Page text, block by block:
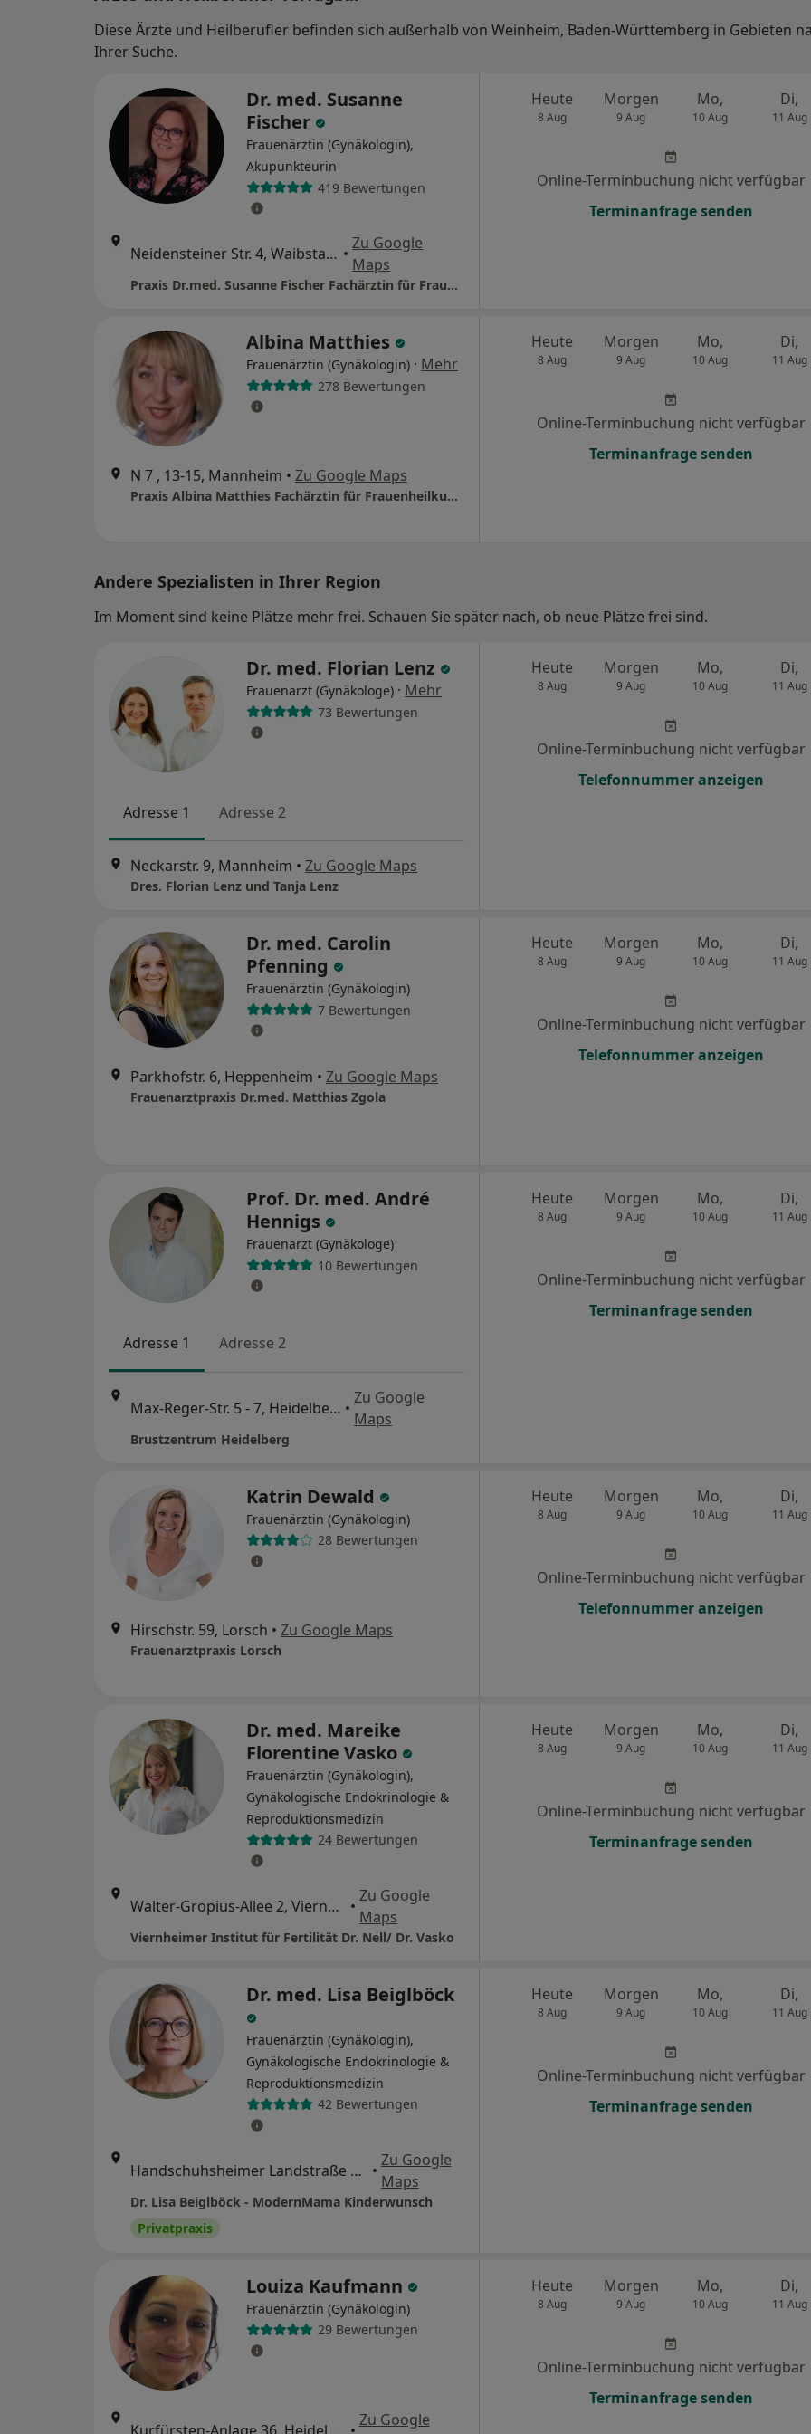
Diese Ärzte und Heilberufler befinden sich außerhalb von Weinheim, Baden-Württemberg in Gebieten
Ihrer Suche.
Dr. med. Susanne
Fischer
Frauenärztin (Gynäkologin),
Akupunkteurin
419 Bewertungen
Neidensteiner Str. 4, Waibstadt •
Zu Google
Maps
Praxis Dr.med. Susanne Fischer Fachärztin für Frauenheilkunde und Geburtshilfe
Heute
8 Aug
Morgen
9 Aug
Mo,
10 Aug
Di,
11 Aug
Online-Terminbuchung nicht verfügbar
Terminanfrage senden
Albina Matthies
Frauenärztin (Gynäkologin) · Mehr
278 Bewertungen
N 7 , 13-15, Mannheim • Zu Google Maps
Praxis Albina Matthies Fachärztin für Frauenheilkunde und Geburtshilfe
Heute
8 Aug
Morgen
9 Aug
Mo,
10 Aug
Di,
11 Aug
Online-Terminbuchung nicht verfügbar
Terminanfrage senden
Andere Spezialisten in Ihrer Region
Im Moment sind keine Plätze mehr frei. Schauen Sie später nach, ob neue Plätze frei sind.
Dr. med. Florian Lenz
Frauenarzt (Gynäkologe) · Mehr
73 Bewertungen
Adresse 1 Adresse 2
Neckarstr. 9, Mannheim • Zu Google Maps
Dres. Florian Lenz und Tanja Lenz
Heute
8 Aug
Morgen
9 Aug
Mo,
10 Aug
Di,
11 Aug
Online-Terminbuchung nicht verfügbar
Telefonnummer anzeigen
Dr. med. Carolin
Pfenning
Frauenärztin (Gynäkologin)
7 Bewertungen
Parkhofstr. 6, Heppenheim • Zu Google Maps
Frauenarztpraxis Dr.med. Matthias Zgola
Heute
8 Aug
Morgen
9 Aug
Mo,
10 Aug
Di,
11 Aug
Online-Terminbuchung nicht verfügbar
Telefonnummer anzeigen
Prof. Dr. med. André
Hennigs
Frauenarzt (Gynäkologe)
10 Bewertungen
Adresse 1 Adresse 2
Max-Reger-Str. 5 - 7, Heidelberg •
Zu Google
Maps
Brustzentrum Heidelberg
Heute
8 Aug
Morgen
9 Aug
Mo,
10 Aug
Di,
11 Aug
Online-Terminbuchung nicht verfügbar
Terminanfrage senden
Katrin Dewald
Frauenärztin (Gynäkologin)
28 Bewertungen
Hirschstr. 59, Lorsch • Zu Google Maps
Frauenarztpraxis Lorsch
Heute
8 Aug
Morgen
9 Aug
Mo,
10 Aug
Di,
11 Aug
Online-Terminbuchung nicht verfügbar
Telefonnummer anzeigen
Dr. med. Mareike
Florentine Vasko
Frauenärztin (Gynäkologin),
Gynäkologische Endokrinologie &
Reproduktionsmedizin
24 Bewertungen
Walter-Gropius-Allee 2, Viernheim •
Zu Google
Maps
Viernheimer Institut für Fertilität Dr. Nell/ Dr. Vasko
Heute
8 Aug
Morgen
9 Aug
Mo,
10 Aug
Di,
11 Aug
Online-Terminbuchung nicht verfügbar
Terminanfrage senden
Dr. med. Lisa Beiglböck
Frauenärztin (Gynäkologin),
Gynäkologische Endokrinologie &
Reproduktionsmedizin
42 Bewertungen
Handschuhsheimer Landstraße 27, Heidelberg •
Zu Google
Maps
Dr. Lisa Beiglböck - ModernMama Kinderwunsch
Privatpraxis
Heute
8 Aug
Morgen
9 Aug
Mo,
10 Aug
Di,
11 Aug
Online-Terminbuchung nicht verfügbar
Terminanfrage senden
Louiza Kaufmann
Frauenärztin (Gynäkologin)
29 Bewertungen
Zu Google
Heute
8 Aug
Morgen
9 Aug
Mo,
10 Aug
Di,
11 Aug
Online-Terminbuchung nicht verfügbar
Terminanfrage senden